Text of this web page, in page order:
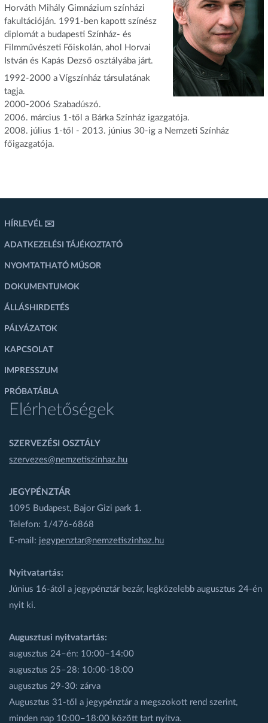
Horváth Mihály Gimnázium színházi
fakultációján. 1991-ben kapott színész
diplomát a budapesti Színház- és
Filmművészeti Főiskolán, ahol Horvai
István és Kapás Dezső osztályába járt.
1992-2000 a Vígszínház társulatának
tagja.
2000-2006 Szabadúszó.
2006. március 1-től a Bárka Színház igazgatója.
2008. július 1-től - 2013. június 30-ig a Nemzeti Színház
főigazgatója.
HÍRLEVÉL ✉️
ADATKEZELÉSI TÁJÉKOZTATÓ
NYOMTATHATÓ MŰSOR
DOKUMENTUMOK
ÁLLÁSHIRDETÉS
PÁLYÁZATOK
KAPCSOLAT
IMPRESSZUM
PRÓBATÁBLA
Elérhetőségek
SZERVEZÉSI OSZTÁLY
szervezes@nemzetiszinhaz.hu
JEGYPÉNZTÁR
1095 Budapest, Bajor Gizi park 1.
Telefon: 1/476-6868
E-mail: jegypenztar@nemzetiszinhaz.hu
Nyitvatartás:
Június 16-ától a jegypénztár bezár, legközelebb augusztus 24-én
nyit ki.
Augusztusi nyitvatartás:
augusztus 24–én: 10:00–14:00
augusztus 25–28: 10:00-18:00
augusztus 29-30: zárva
Augusztus 31-től a jegypénztár a megszokott rend szerint,
minden nap 10:00–18:00 között tart nyitva.